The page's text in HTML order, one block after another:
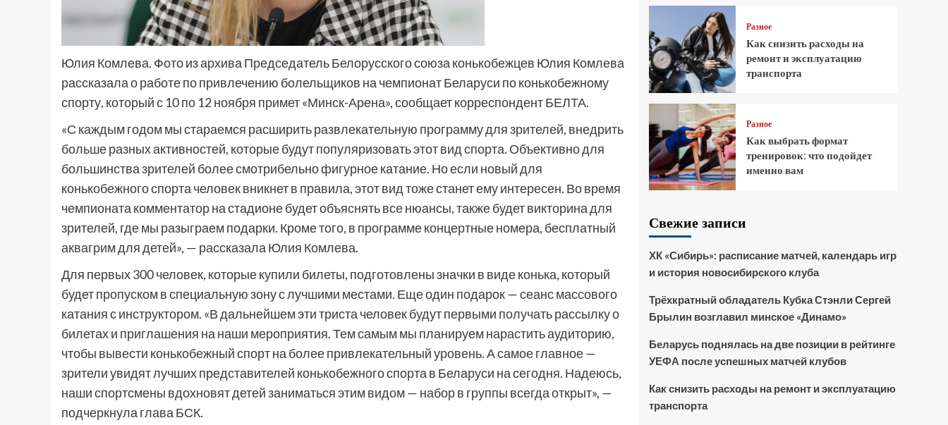
Юлия Комлева. Фото из архива Председатель Белорусского союза конькобежцев Юлия Комлева
рассказала о работе по привлечению болельщиков на чемпионат Беларуси по конькобежному
спорту, который с 10 по 12 ноября примет «Минск-Арена», сообщает корреспондент БЕЛТА.
«С каждым годом мы стараемся расширить развлекательную программу для зрителей, внедрить
больше разных активностей, которые будут популяризовать этот вид спорта. Объективно для
большинства зрителей более смотрибельно фигурное катание. Но если новый для
конькобежного спорта человек вникнет в правила, этот вид тоже станет ему интересен. Во время
чемпионата комментатор на стадионе будет объяснять все нюансы, также будет викторина для
зрителей, где мы разыграем подарки. Кроме того, в программе концертные номера, бесплатный
аквагрим для детей», — рассказала Юлия Комлева.
Для первых 300 человек, которые купили билеты, подготовлены значки в виде конька, который
будет пропуском в специальную зону с лучшими местами. Еще один подарок — сеанс массового
катания с инструктором. «В дальнейшем эти триста человек будут первыми получать рассылку о
билетах и приглашения на наши мероприятия. Тем самым мы планируем нарастить аудиторию,
чтобы вывести конькобежный спорт на более привлекательный уровень. А самое главное —
зрители увидят лучших представителей конькобежного спорта в Беларуси на сегодня. Надеюсь,
наши спортсмены вдохновят детей заниматься этим видом — набор в группы всегда открыт», —
подчеркнула глава БСК.
Разное
Как снизить расходы на
ремонт и эксплуатацию
транспорта
Разное
Как выбрать формат
тренировок: что подойдет
именно вам
Свежие записи
ХК «Сибирь»: расписание матчей, календарь игр
и история новосибирского клуба
Трёхкратный обладатель Кубка Стэнли Сергей
Брылин возглавил минское «Динамо»
Беларусь поднялась на две позиции в рейтинге
УЕФА после успешных матчей клубов
Как снизить расходы на ремонт и эксплуатацию
транспорта